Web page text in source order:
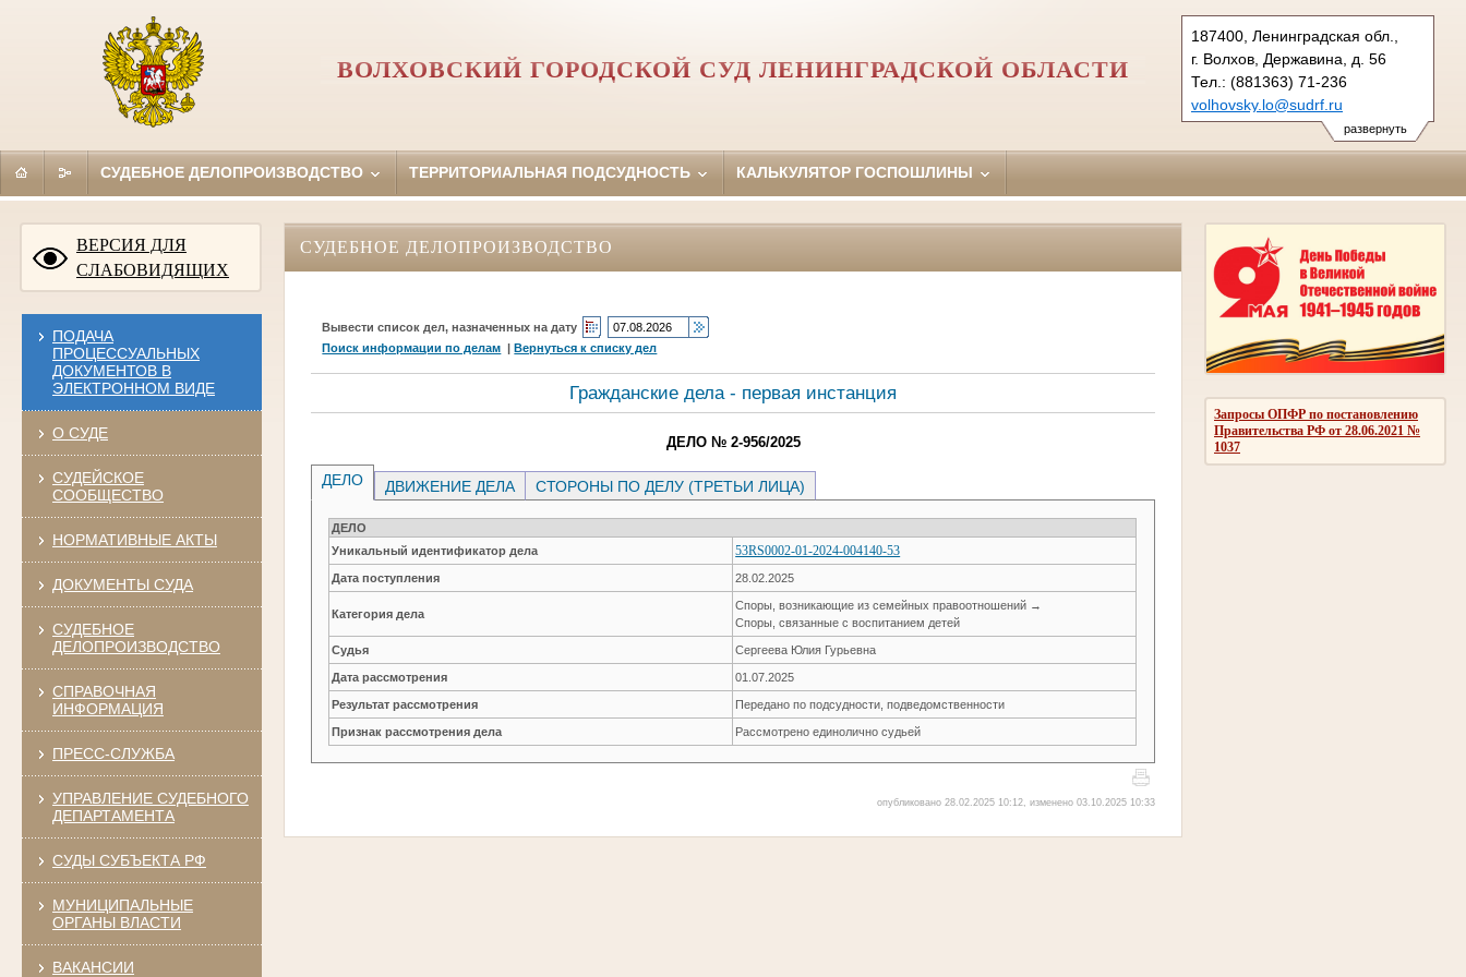
развернуть
187400, Ленинградская обл.,
г. Волхов, Державина, д. 56
Тел.: (881363) 71-236
volhovsky.lo@sudrf.ru
ВОЛХОВСКИЙ ГОРОДСКОЙ СУД ЛЕНИНГРАДСКОЙ ОБЛАСТИ
СУДЕБНОЕ ДЕЛОПРОИЗВОДСТВО ТЕРРИТОРИАЛЬНАЯ ПОДСУДНОСТЬ КАЛЬКУЛЯТОР ГОСПОШЛИНЫ
ВЕРСИЯ ДЛЯ
СЛАБОВИДЯЩИХ
ПОДАЧА
ПРОЦЕССУАЛЬНЫХ
ДОКУМЕНТОВ В
ЭЛЕКТРОННОМ ВИДЕ
О СУДЕ
СУДЕЙСКОЕ
СООБЩЕСТВО
НОРМАТИВНЫЕ АКТЫ
ДОКУМЕНТЫ СУДА
СУДЕБНОЕ
ДЕЛОПРОИЗВОДСТВО
СПРАВОЧНАЯ
ИНФОРМАЦИЯ
ПРЕСС-СЛУЖБА
УПРАВЛЕНИЕ СУДЕБНОГО
ДЕПАРТАМЕНТА
СУДЫ СУБЪЕКТА РФ
МУНИЦИПАЛЬНЫЕ
ОРГАНЫ ВЛАСТИ
ВАКАНСИИ
Запросы ОПФР по постановлению
Правительства РФ от 28.06.2021 №
1037
СУДЕБНОЕ ДЕЛОПРОИЗВОДСТВО
Вывести список дел, назначенных на дату
Поиск информации по делам |Вернуться к списку дел
Гражданские дела - первая инстанция
ДЕЛО № 2-956/2025
ДЕЛО ДВИЖЕНИЕ ДЕЛА СТОРОНЫ ПО ДЕЛУ (ТРЕТЬИ ЛИЦА)
ДЕЛО
Уникальный идентификатор дела
53RS0002-01-2024-004140-53
Дата поступления 28.02.2025
Категория дела
Споры, возникающие из семейных правоотношений →
Споры, связанные с воспитанием детей
Судья Сергеева Юлия Гурьевна
Дата рассмотрения 01.07.2025
Результат рассмотрения Передано по подсудности, подведомственности
Признак рассмотрения дела Рассмотрено единолично судьей
опубликовано 28.02.2025 10:12, изменено 03.10.2025 10:33